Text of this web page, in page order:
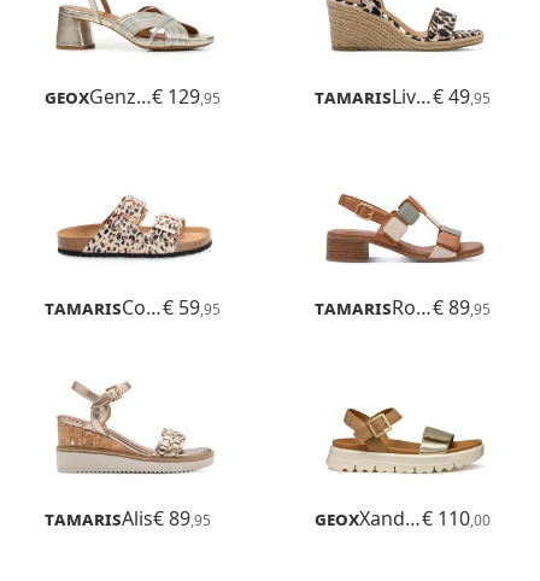
Geox Genziana Mid€ 129,95 Tamaris Livian€ 49,95
Tamaris Corra€ 59,95 Tamaris Rosalie€ 89,95
TamarisAlis€ 89,95 Geox Xand 2.1s€ 110,00